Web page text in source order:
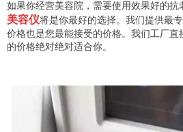
如果你经营美容院，需要使用效果好的抗
美容仪将是你最好的选择。我们提供最
价格也是您最能接受的价格。我们工厂直
的价格绝对绝对适合你。